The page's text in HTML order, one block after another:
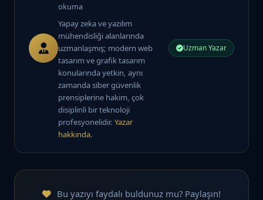
okuma
Yapay zeka ve yazılım
mühendisliği alanlarında
uzmanlaşmış; modern web
tasarım ve grafik tasarım
konularında yetkin, aynı
zamanda siber güvenlik
prensiplerine hakim, çok
disiplinli bir teknoloji
profesyonelidir. Yazar
hakkında.
Uzman Yazar
Bu yazıyı faydalı buldunuz mu? Paylaşın!